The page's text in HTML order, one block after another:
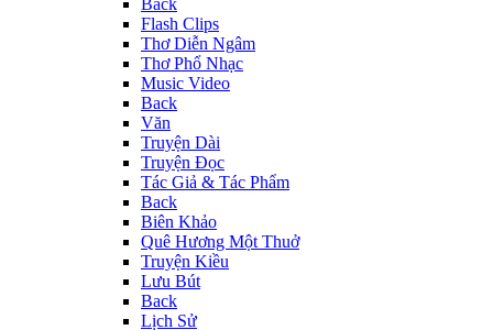
Back
Flash Clips
Thơ Diễn Ngâm
Thơ Phổ Nhạc
Music Video
Back
Văn
Truyện Dài
Truyện Đọc
Tác Giả & Tác Phẩm
Back
Biên Khảo
Quê Hương Một Thuở
Truyện Kiều
Lưu Bút
Back
Lịch Sử